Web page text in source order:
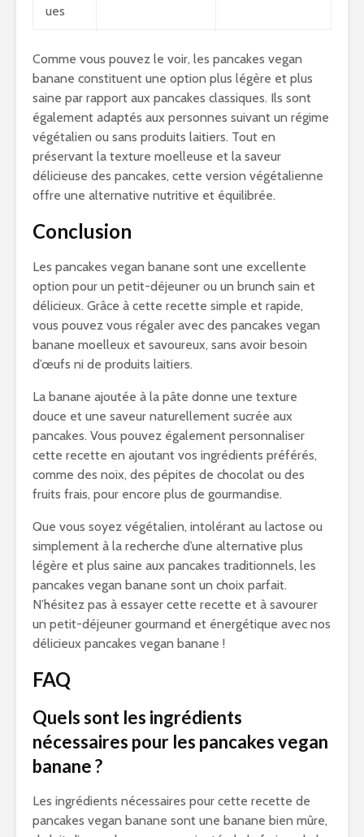
ues
Comme vous pouvez le voir, les pancakes vegan
banane constituent une option plus légère et plus
saine par rapport aux pancakes classiques. Ils sont
également adaptés aux personnes suivant un régime
végétalien ou sans produits laitiers. Tout en
préservant la texture moelleuse et la saveur
délicieuse des pancakes, cette version végétalienne
offre une alternative nutritive et équilibrée.
Conclusion
Les pancakes vegan banane sont une excellente
option pour un petit-déjeuner ou un brunch sain et
délicieux. Grâce à cette recette simple et rapide,
vous pouvez vous régaler avec des pancakes vegan
banane moelleux et savoureux, sans avoir besoin
d’œufs ni de produits laitiers.
La banane ajoutée à la pâte donne une texture
douce et une saveur naturellement sucrée aux
pancakes. Vous pouvez également personnaliser
cette recette en ajoutant vos ingrédients préférés,
comme des noix, des pépites de chocolat ou des
fruits frais, pour encore plus de gourmandise.
Que vous soyez végétalien, intolérant au lactose ou
simplement à la recherche d’une alternative plus
légère et plus saine aux pancakes traditionnels, les
pancakes vegan banane sont un choix parfait.
N’hésitez pas à essayer cette recette et à savourer
un petit-déjeuner gourmand et énergétique avec nos
délicieux pancakes vegan banane !
FAQ
Quels sont les ingrédients
nécessaires pour les pancakes vegan
banane ?
Les ingrédients nécessaires pour cette recette de
pancakes vegan banane sont une banane bien mûre,